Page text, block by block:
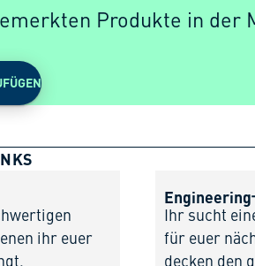
Produkte in der
ihr euer
Engineering
Ihr sucht
für euer
decken den